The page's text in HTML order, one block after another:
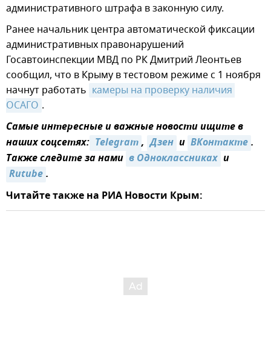
административного штрафа в законную силу.
Ранее начальник центра автоматической фиксации
административных правонарушений
Госавтоинспекции МВД по РК Дмитрий Леонтьев
сообщил, что в Крыму в тестовом режиме с 1 ноября
начнут работать камеры на проверку наличия
ОСАГО .
Самые интересные и важные новости ищите в
наших соцсетях: Telegram, Дзен и ВКонтакте.
Также следите за нами в Одноклассниках и
Rutube.
Читайте также на РИА Новости Крым: